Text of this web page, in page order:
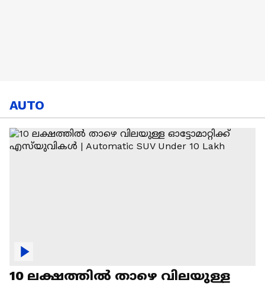
AUTO
10 ലക്ഷത്തിൽ താഴെ വിലയുള്ള